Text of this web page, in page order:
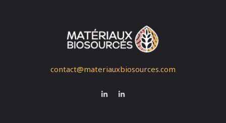
contact@materiauxbiosources.com